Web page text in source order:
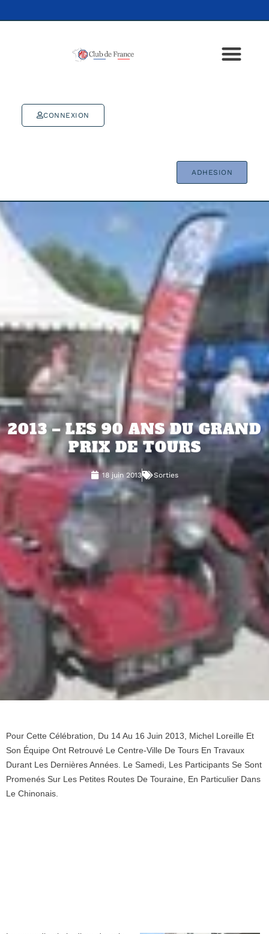
CONNEXION
ADHESION
2013 – LES 90 ANS DU GRAND
PRIX DE TOURS
18 juin 2013 Sorties
Pour Cette Célébration, Du 14 Au 16 Juin 2013, Michel Loreille Et
Son Équipe Ont Retrouvé Le Centre-Ville De Tours En Travaux
Durant Les Dernières Années. Le Samedi, Les Participants Se Sont
Promenés Sur Les Petites Routes De Touraine, En Particulier Dans
Le Chinonais.